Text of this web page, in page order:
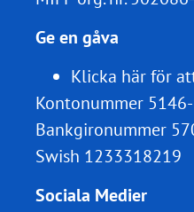
Ge en gåva
Klicka här för
Kontonummer
Bankgironummer
Swish 1233318219
Sociala Medier